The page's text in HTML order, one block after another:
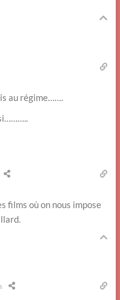
au régime…….
films où on nous impose